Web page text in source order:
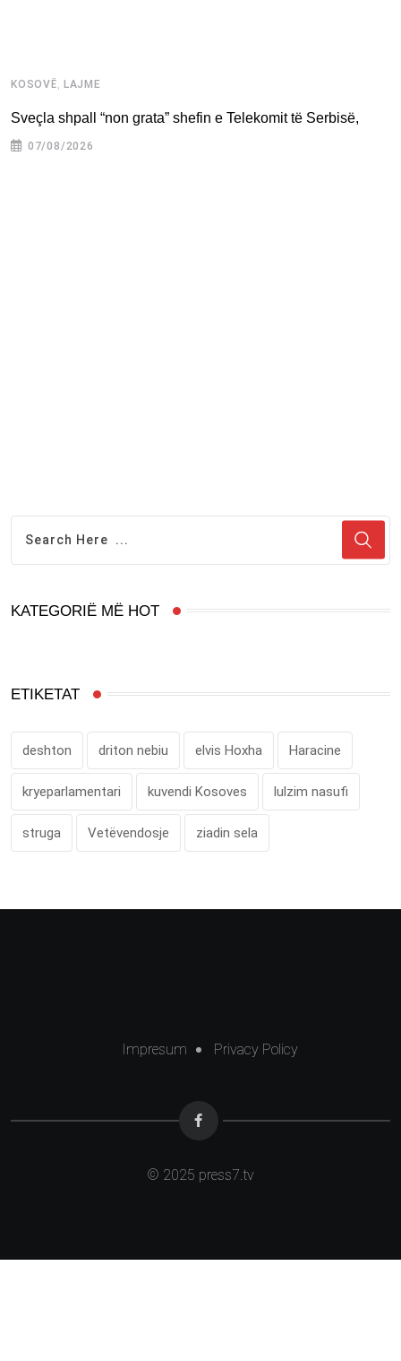
KOSOVË, LAJME
Sveçla shpall “non grata” shefin e Telekomit të Serbisë,
07/08/2026
KATEGORIË MË HOT
ETIKETAT
deshton driton nebiu elvis Hoxha Haracine
kryeparlamentari kuvendi Kosoves lulzim nasufi
struga Vetëvendosje ziadin sela
Impresum Privacy Policy
© 2025 press7.tv